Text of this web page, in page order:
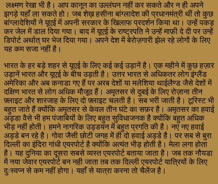
लक्ष्मण रेखा भी है। आप कानून का उल्लंघन नहीं कर सकते और न ही अपने
झगड़े यहाँ ला सकते हो। जब शेख़ हसीना बांग्लादेश की प्रधानमंत्री थीं तो कुछ
बांग्लादेशियों ने यूएई में अपनी सरकार के खिलाफ प्रदर्शन किया था। उन्हें पकड़
कर जेल में डाल दिया गया। बाद में यूएई के राष्ट्रपति ने उन्हें माफ़ी दे दी पर उन्हें
डिपोर्ट अर्थात् घर भेज दिया गया। अपने देश में बेरोज़गारी झेल रहे लोगों के लिए
यह कम सजा नहीं है।
भारत के हर बड़े शहर से यूएई के लिए कई कई उड़ानें है। एक महीने में कुछ हज़ार
उड़ानें भारत और यूएई के बीच उड़ती है। उत्तर भारत से अधिकतर लोग इंग्लैंड
अमेरिका और अब कनाडा गए हैं पर अरब देशों या मलेशिया थाईलैण्ड जैसे देशों में
दक्षिण भारत से लोग अधिक मौजूद हैं। अमृतसर से दुबई के लिए रोज़ाना तीन
फ़्लाइट और शारजाह के लिए दो फ़्लाइट चलती है। सब भरी जाती है। टूरिस्ट भी
बहुत जाते हैं क्योंकि अमृतसर से केवल तीन घंटे का सफ़र है। अमृतसर का हवाई
अड्डा वैसे भी हम पंजाबियों के लिए बहुत सुविधाजनक है क्योंकि बहुत अधिक
भीड़ नहीं होती। हमने नागरिक उड्डयन में बहुत प्रगति की है। नए नए हवाई
अड्डे बन रहे है। गोवा जैसी छोटी जगह में ही दो हवाई अड्डे है। पर सब से बुरा
दिल्ली का इंदिरा गांधी एयरपोर्ट है क्योंकि अत्यंत भीड़ होती है। मेला लगा होता
है। यह दुनिया का दूसरा सबसे व्यस्त एयरपोर्ट बताया जाता है। जब तक नौयडा
में नया जेवार एयरपोर्ट बन नही जाता तब तक दिल्ली एयरपोर्ट यात्रियों के लिए
दुःस्वप्न से कम नहीं होगा। यहाँ से यात्रा करना तो चैलेंज है।